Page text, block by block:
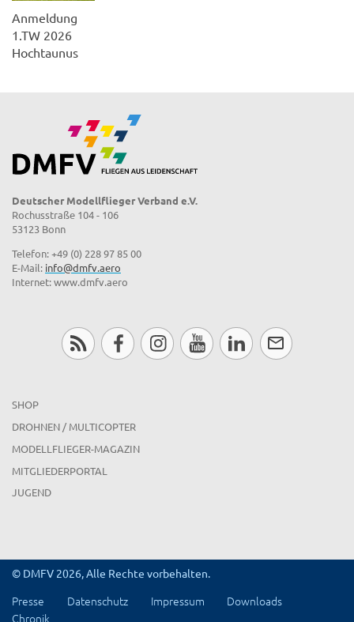
Anmeldung
1.TW 2026
Hochtaunus
Deutscher Modellflieger Verband e.V.
Rochusstraße 104 - 106
53123 Bonn
Telefon: +49 (0) 228 97 85 00
E-Mail: info@dmfv.aero
Internet: www.dmfv.aero
SHOP
DROHNEN / MULTICOPTER
MODELLFLIEGER-MAGAZIN
MITGLIEDERPORTAL
JUGEND
© DMFV 2026, Alle Rechte vorbehalten.
Presse Datenschutz Impressum
Downloads
Chronik